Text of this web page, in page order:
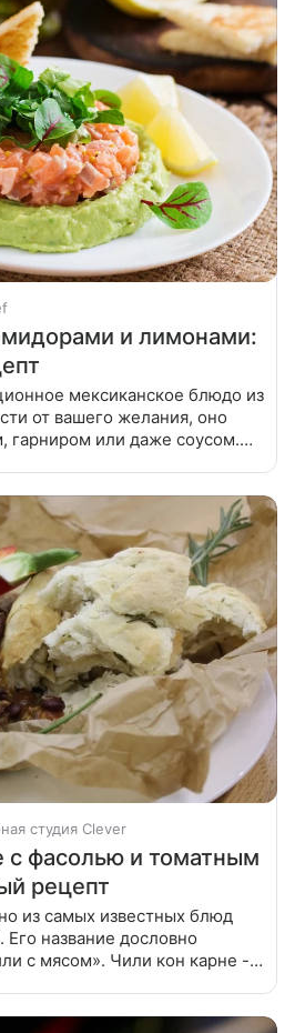
и лимонами:
мексиканское блюдо из
от вашего желания, оно
гарниром или даже соусом.
студия Clever
с фасолью и томатным
рецепт
из самых известных блюд
Его название дословно
Чили кон карне -